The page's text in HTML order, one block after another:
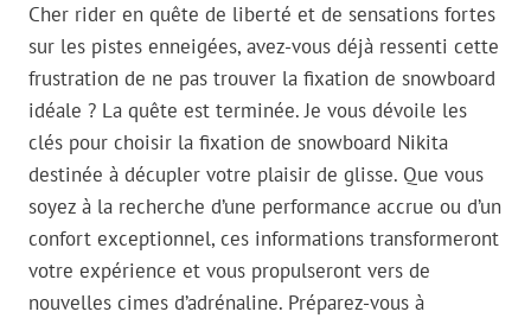
Cher rider en quête de liberté et de sensations fortes
sur les pistes enneigées, avez-vous déjà ressenti cette
frustration de ne pas trouver la fixation de snowboard
idéale ? La quête est terminée. Je vous dévoile les
clés pour choisir la fixation de snowboard Nikita
destinée à décupler votre plaisir de glisse. Que vous
soyez à la recherche d’une performance accrue ou d’un
confort exceptionnel, ces informations transformeront
votre expérience et vous propulseront vers de
nouvelles cimes d’adrénaline. Préparez-vous à